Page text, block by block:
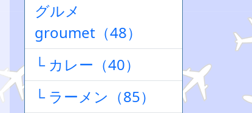
グルメ
groumet（48）
└ カレー（40）
└ ラーメン（85）